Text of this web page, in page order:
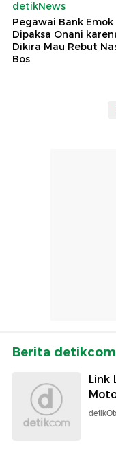
detikNews
Pegawai Bank Emok
Dipaksa Onani
Dikira Mau Rebut
Bos
Berita
Link